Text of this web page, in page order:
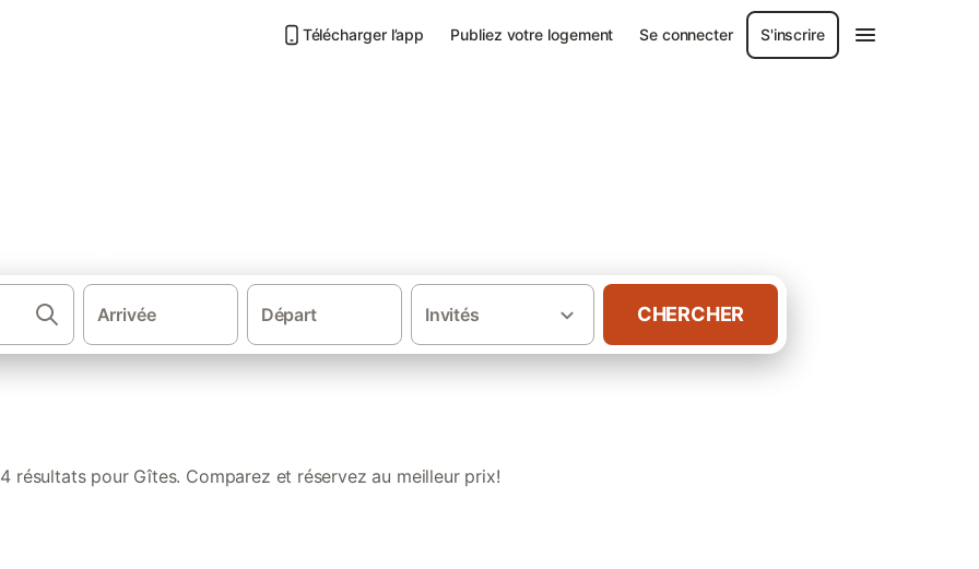
Télécharger l’app Publiez votre logement Se connecter S'inscrire
Arrivée Départ Invités CHERCHER
résultats pour Gîtes. Comparez et réservez au meilleur prix!